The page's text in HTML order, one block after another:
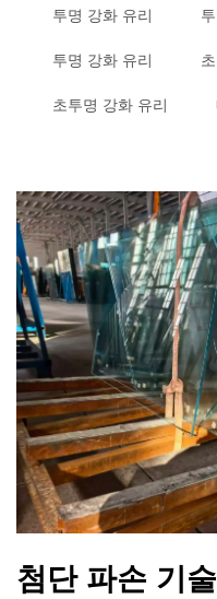
투명 강화 유리
투명 강화 유리
초투명 강화 유리
첨단 파손 기